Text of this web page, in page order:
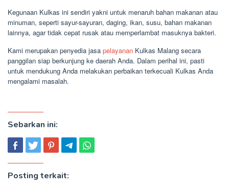
Kegunaan Kulkas ini sendiri yakni untuk menaruh bahan makanan atau
minuman, seperti sayur-sayuran, daging, ikan, susu, bahan makanan
lainnya, agar tidak cepat rusak atau memperlambat masuknya bakteri.
Kami merupakan penyedia jasa pelayanan Kulkas Malang secara
panggilan siap berkunjung ke daerah Anda. Dalam perihal ini, pasti
untuk mendukung Anda melakukan perbaikan terkecuali Kulkas Anda
mengalami masalah.
Sebarkan ini:
Posting terkait: